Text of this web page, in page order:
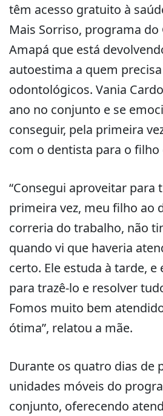
têm acesso gratuito à
Mais Sorriso, programa do
Amapá que está
autoestima a quem
odontológicos. Vania
ano no conjunto e se
conseguir, pela primeira
com o dentista para o filho
“Consegui aproveitar para
primeira vez, meu filho ao
correria do trabalho, não
quando vi que haveria
certo. Ele estuda à tarde, e
para trazê-lo e resolver
Fomos muito bem
ótima”, relatou a mãe.
Durante os quatro dias de
unidades móveis do
conjunto, oferecendo